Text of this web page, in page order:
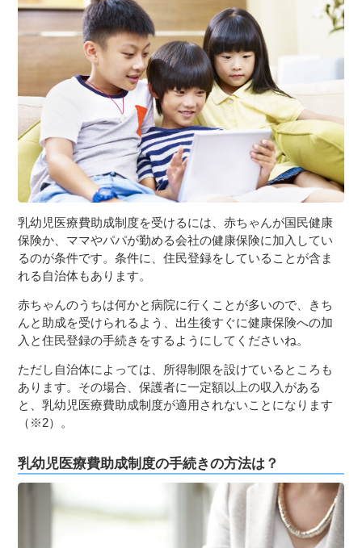
乳幼児医療費助成制度を受けるには、赤ちゃんが国民健康
保険か、ママやパパが勤める会社の健康保険に加入してい
るのが条件です。条件に、住民登録をしていることが含ま
れる自治体もあります。
赤ちゃんのうちは何かと病院に行くことが多いので、きち
んと助成を受けられるよう、出生後すぐに健康保険への加
入と住民登録の手続きをするようにしてくださいね。
ただし自治体によっては、所得制限を設けているところも
あります。その場合、保護者に一定額以上の収入がある
と、乳幼児医療費助成制度が適用されないことになります
（※2）。
乳幼児医療費助成制度の手続きの方法は？